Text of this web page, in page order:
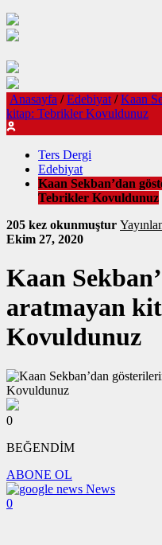
Anasayfa / Edebiyat / Kaan
kitap: Tebrikler Kovuldunuz
Ters Dergi
Edebiyat
Kaan Sekban’dan
Tebrikler Kovuldunuz
205 kez okunmuştur
Ekim 27, 2020
Kaan
aratmayan
Kovuldunuz
0
BEĞENDİM
ABONE OL
News
0